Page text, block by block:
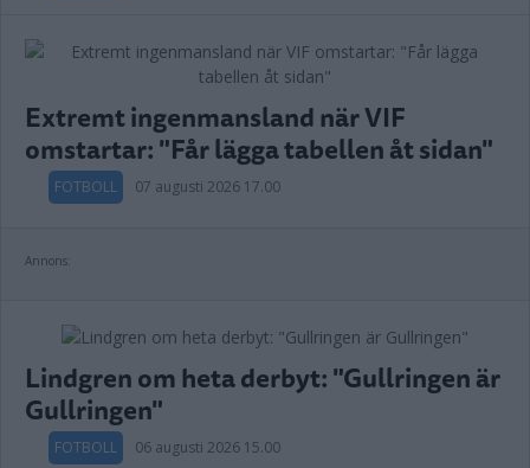
Extremt ingenmansland när VIF
omstartar: "Får lägga tabellen åt sidan"
FOTBOLL 07 augusti 2026 17.00
Annons:
Lindgren om heta derbyt: "Gullringen är
Gullringen"
FOTBOLL 06 augusti 2026 15.00